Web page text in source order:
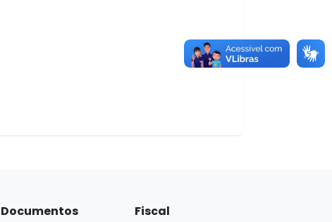
Documentos Fiscal